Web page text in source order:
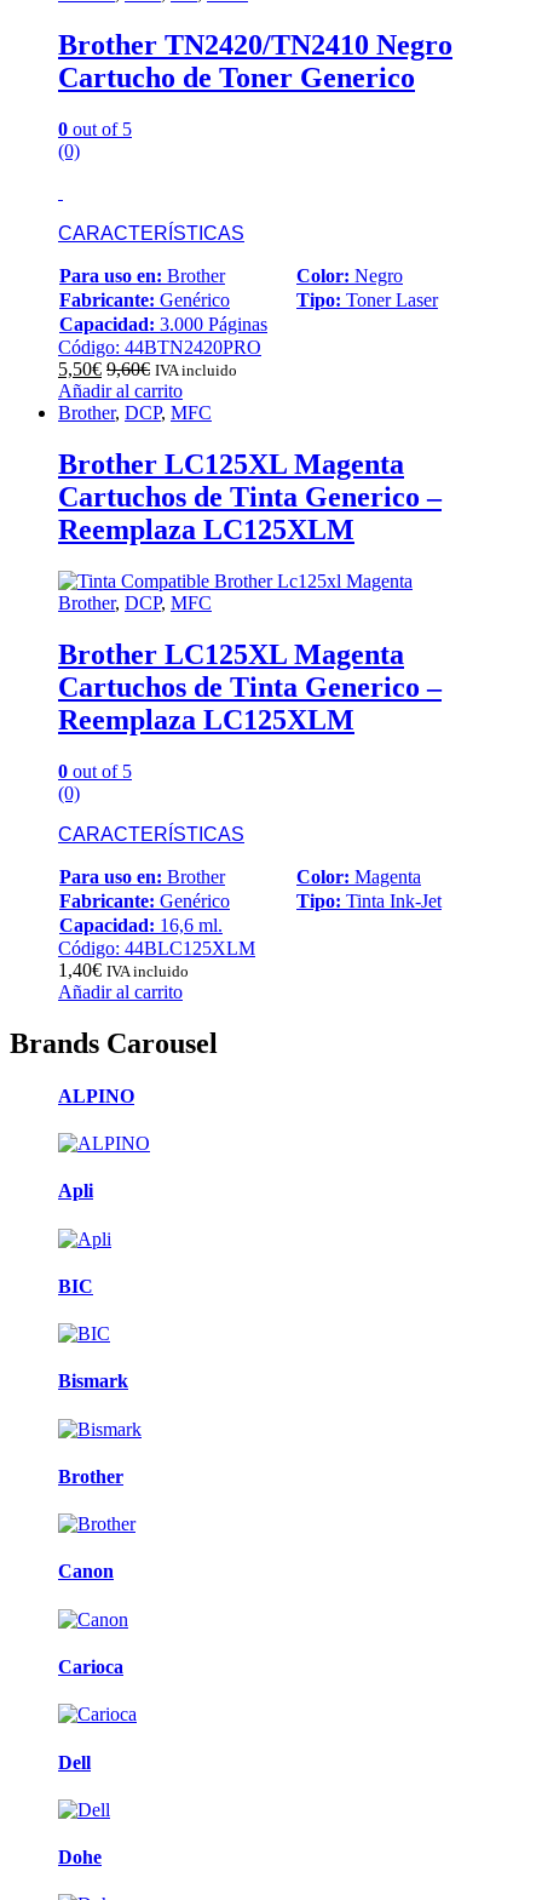
Brother TN2420/TN2410 Negro
Cartucho de Toner Generico
0 out of 5
(0)
CARACTERÍSTICAS
Para uso en: Brother Color: Negro
Fabricante: Genérico Tipo: Toner Laser
Capacidad: 3.000 Páginas
Código: 44BTN2420PRO
5,50€ 9,60€ IVA incluido
Añadir al carrito
Brother, DCP, MFC
Brother LC125XL Magenta
Cartuchos de Tinta Generico –
Reemplaza LC125XLM
Brother, DCP, MFC
Brother LC125XL Magenta
Cartuchos de Tinta Generico –
Reemplaza LC125XLM
0 out of 5
(0)
CARACTERÍSTICAS
Para uso en: Brother Color: Magenta
Fabricante: Genérico Tipo: Tinta Ink-Jet
Capacidad: 16,6 ml.
Código: 44BLC125XLM
1,40€ IVA incluido
Añadir al carrito
Brands Carousel
ALPINO
Apli
BIC
Bismark
Brother
Canon
Carioca
Dell
Dohe